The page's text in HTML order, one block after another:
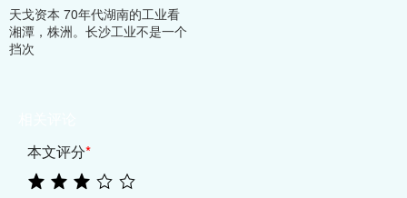
天戈资本 70年代湖南的工业看
湘潭，株洲。长沙工业不是一个
挡次
本文评分*